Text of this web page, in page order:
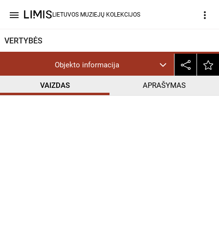
menu LIETUVOS MUZIEJŲ KOLEKCIJOS more_vert
VERTYBĖS
Objekto informacija
VAIZDAS APRAŠYMAS